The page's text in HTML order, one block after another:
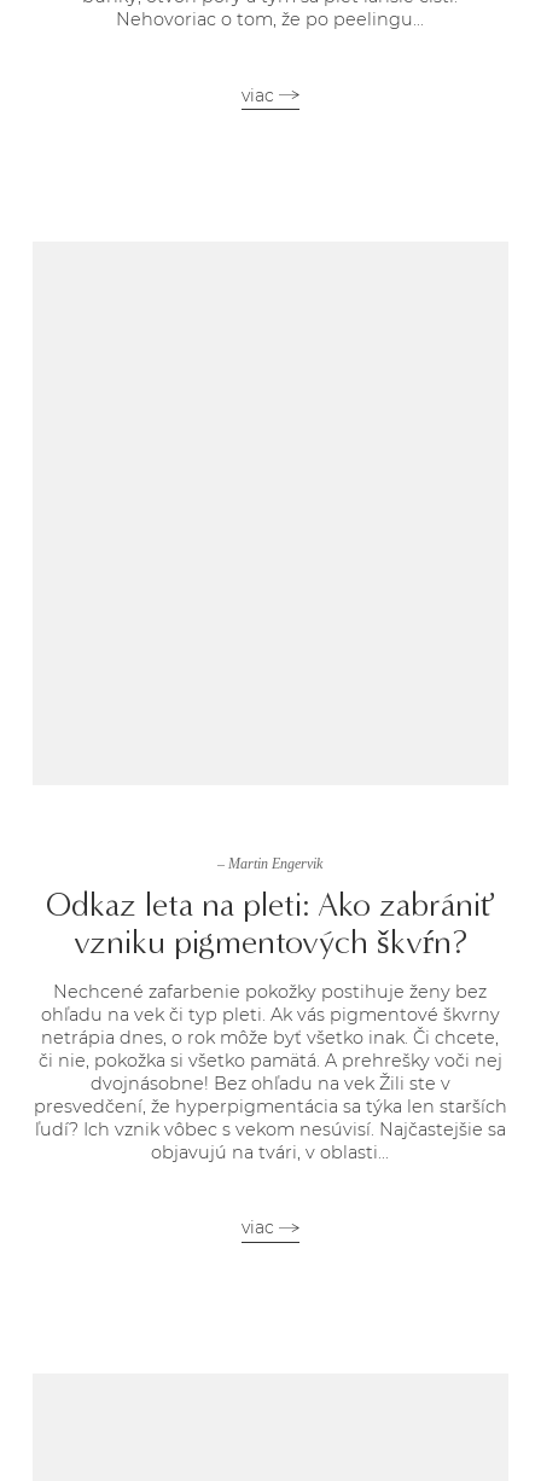
Nehovoriac o tom, že po peelingu...
viac
– Martin Engervik
Odkaz leta na pleti: Ako zabrániť
vzniku pigmentových škvŕn?
Nechcené zafarbenie pokožky postihuje ženy bez
ohľadu na vek či typ pleti. Ak vás pigmentové škvrny
netrápia dnes, o rok môže byť všetko inak. Či chcete,
či nie, pokožka si všetko pamätá. A prehrešky voči nej
dvojnásobne! Bez ohľadu na vek Žili ste v
presvedčení, že hyperpigmentácia sa týka len starších
ľudí? Ich vznik vôbec s vekom nesúvisí. Najčastejšie sa
objavujú na tvári, v oblasti...
viac